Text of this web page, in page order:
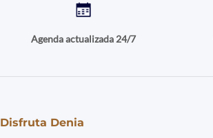
Agenda actualizada 24/7
Disfruta Denia